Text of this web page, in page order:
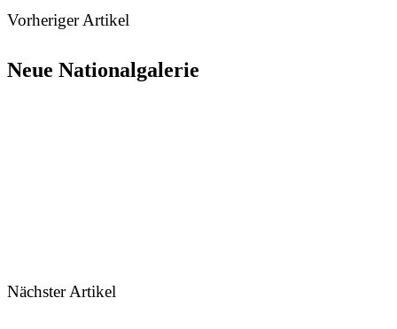
Vorheriger Artikel
Neue Nationalgalerie
Nächster Artikel